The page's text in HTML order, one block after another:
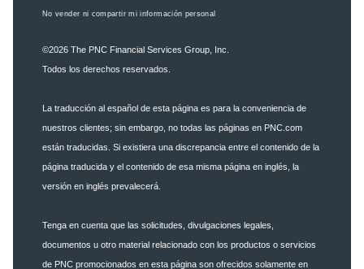
No vender ni compartir mi información personal
©2026 The PNC Financial Services Group, Inc.
Todos los derechos reservados.
La traducción al español de esta página es para la conveniencia de
nuestros clientes; sin embargo, no todas las páginas en PNC.com
están traducidas. Si existiera una discrepancia entre el contenido de la
página traducida y el contenido de esa misma página en inglés, la
versión en inglés prevalecerá.
Tenga en cuenta que las solicitudes, divulgaciones legales,
documentos u otro material relacionado con los productos o servicios
de PNC promocionados en esta página son ofrecidos solamente en